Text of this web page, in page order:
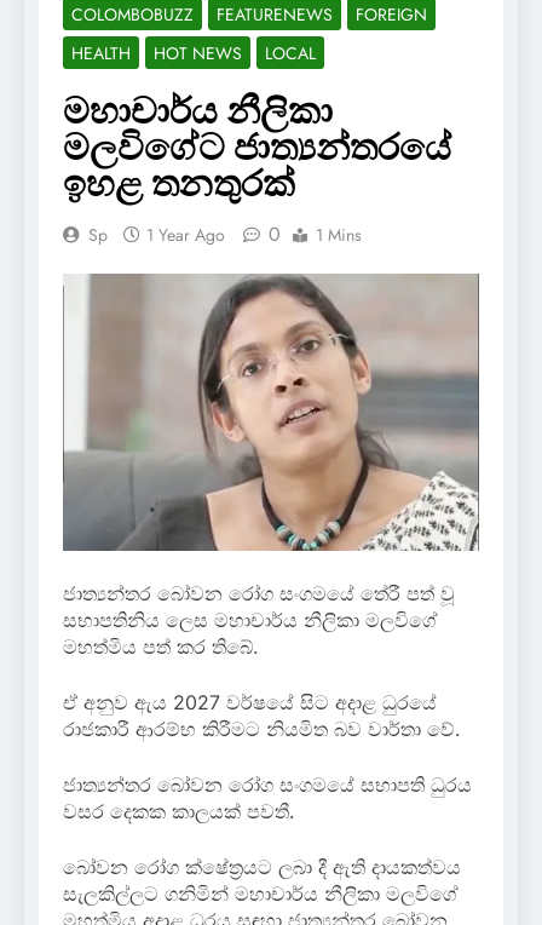
COLOMBOBUZZ FEATURENEWS
FOREIGN
HEALTH
HOT NEWS LOCAL
මහාචාර්ය නීලිකා
මලවිගේට ජාත්‍යන්තරයේ
ඉහළ තනතුරක්
Sp 1 Year Ago 0 1 Mins
ජාත්‍යන්තර බෝවන රෝග සංගමයේ තේරී පත් වූ
සභාපතිනිය ලෙස මහාචාර්ය නීලිකා මලවිගේ
මහත්මිය පත් කර තිබේ.
ඒ අනුව ඇය 2027 වර්ෂයේ සිට අදාළ ධුරයේ
රාජකාරී ආරම්භ කිරීමට නියමිත බව වාර්තා වේ.
ජාත්‍යන්තර බෝවන රෝග සංගමයේ සභාපති ධුරය
වසර දෙකක කාලයක් පවතී.
බෝවන රෝග ක්ෂේත්‍රයට ලබා දී ඇති දායකත්වය
සැලකිල්ලට ගනිමින් මහාචාර්ය නීලිකා මලවිගේ